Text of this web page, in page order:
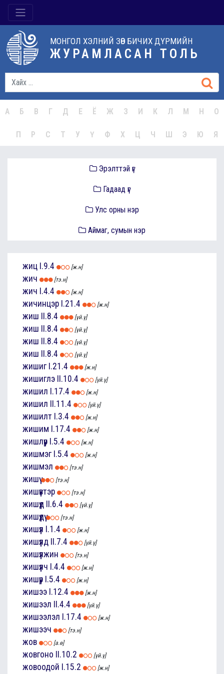
МОНГОЛ ХЭЛНИЙ ЗӨВ БИЧИХ ДҮРМИЙН
ЖУРАМЛАСАН ТОЛЬ
А Б В Г Д Е Ё Ж З И К Л М Н О
П Р С Т У Ү Ф Х Ц Ч Ш Э Ю Я
Эрэлттэй үг
Гадаад үг
Улс орны нэр
Аймаг, сумын нэр
жиц I.9.4 [ж.н]
жич [тэ.н]
жич I.4.4 [ж.н]
жичинцэр I.21.4 [ж.н]
жиш II.8.4 [үй.ү]
жиш II.8.4 [үй.ү]
жиш II.8.4 [үй.ү]
жиш II.8.4 [үй.ү]
жишиг I.21.4 [ж.н]
жишиглэ II.10.4 [үй.ү]
жишил I.17.4 [ж.н]
жишил II.11.4 [үй.ү]
жишилт I.3.4 [ж.н]
жишим I.17.4 [ж.н]
жишлүүр I.5.4 [ж.н]
жишмэг I.5.4 [ж.н]
жишмэл [тэ.н]
жишүү [тэ.н]
жишүүвтэр [тэ.н]
жишүүд II.6.4 [үй.ү]
жишүүдүү [тэ.н]
жишүүл I.1.4 [ж.н]
жишүүлд II.7.4 [үй.ү]
жишүүлжин [тэ.н]
жишүүлч I.4.4 [ж.н]
жишүүр I.5.4 [ж.н]
жишээ I.12.4 [ж.н]
жишээл II.4.4 [үй.ү]
жишээлэл I.17.4 [ж.н]
жишээч [тэ.н]
жов [а.ө]
жовгоно II.10.2 [үй.ү]
жовоодой I.15.2 [ж.н]